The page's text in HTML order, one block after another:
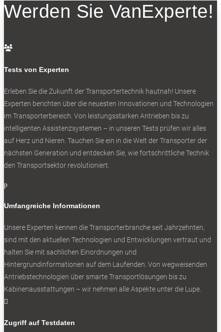
italienischen Fabrikats Scattolini als 4,25-Tonner sowie
ein Dreiseiten-Kipper der französischen Marke JPM.
Was der elektrifizierte Citroen E-Jumper kann, zeigt der
Experten-Test: Fiat E-Ducato
0
0
Werden Sie VanExperte!

Tests von Experten
Erleben Sie die Zukunft der Transportertechnik hautnah! Unsere
Experten berichten über die neuesten Innovationen und Technologien
im Transporterbereich. Von leistungsstarken Antrieben bis zu
intelligenten Assistenzsystemen – in unseren Tests prüfen wir alles
auf Herz und Nieren. Tauchen Sie ein in die Welt der Transporter der
nächsten Generation und entdecken Sie, wie fortschrittliche Technik
den Transportsektor revolutioniert.
p
Umfangreiche Informationen
Unsere Experten kennen die Transporterbranche seit Jahrzehnten,
sind mit den aktuellen Technologien und Entwicklungen vertraut und
halten Sie mit sachlichen Einordnungen und
Hintergrundinformationen auf dem Laufenden. Von wegweisenden
Antriebstechnologien über smarte Transportlösungen bis zu
Kabinenausstattungen – wir nehmen alle Aspekte unter die Lupe.

Zugriff auf Testdaten